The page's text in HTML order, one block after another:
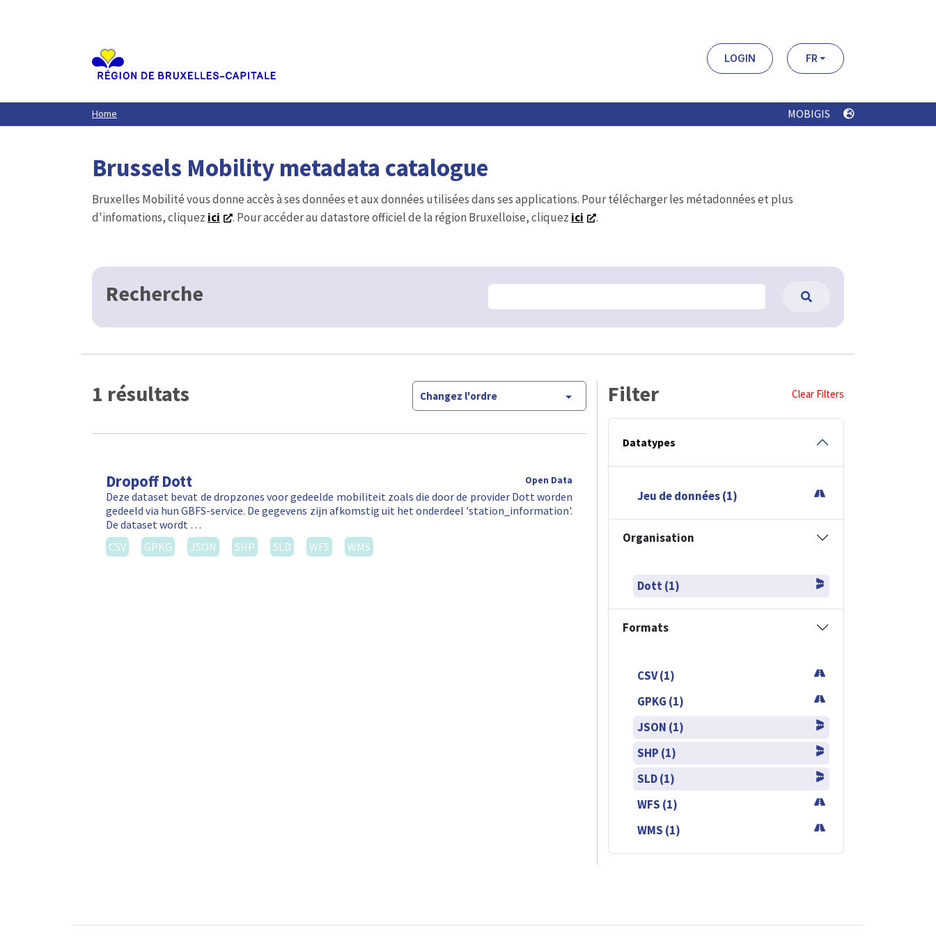
LOGIN FR
Home MOBIGIS
Brussels Mobility metadata catalogue
Bruxelles Mobilité vous donne accès à ses données et aux données utilisées dans ses applications. Pour télécharger les métadonnées et plus
d'infomations, cliquez ici . Pour accéder au datastore officiel de la région Bruxelloise, cliquez ici .
Recherche
1 résultats Changez l'ordre
Dropoff Dott Open Data
Deze dataset bevat de dropzones voor gedeelde mobiliteit zoals die door de provider Dott worden
gedeeld via hun GBFS-service. De gegevens zijn afkomstig uit het onderdeel 'station_information'.
De dataset wordt …
CSV
GPKG JSON SHP SLD WFS WMS
Filter Clear Filters
Datatypes
Jeu de données (1)
Organisation
Dott (1)
Formats
CSV (1)
GPKG (1)
JSON (1)
SHP (1)
SLD (1)
WFS (1)
WMS (1)